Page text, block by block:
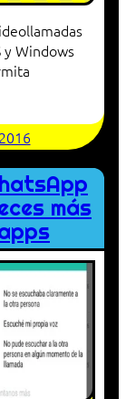
y Windows
más